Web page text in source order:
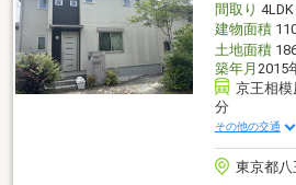
間取り 4LDK
建物面積
土地面積
築年月 2015
京王相模
分
その他の交通
東京都八